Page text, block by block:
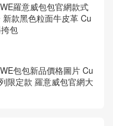
羅意威包包官網款式
新款黑色粒面牛皮革 Cu
包
包包新品價格圖片 Cu
限定款 羅意威包官網大